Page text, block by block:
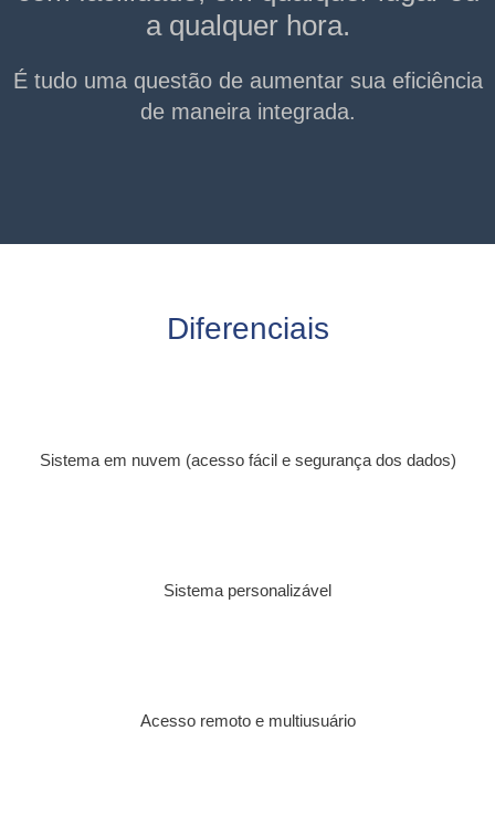
a qualquer hora.
É tudo uma questão de aumentar sua eficiência
de maneira integrada.
Diferenciais
Sistema em nuvem (acesso fácil e segurança dos dados)
Sistema personalizável
Acesso remoto e multiusuário